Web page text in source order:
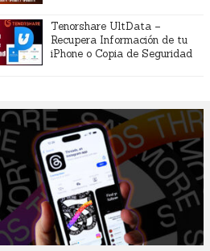
Tenorshare UltData –
Recupera Información de tu
iPhone o Copia de Seguridad